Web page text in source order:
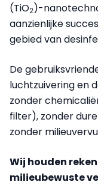
(TiO2)-
aanzienlijke
gebied van
De
luchtzuivering en
zonder
filter), zonder
zonder
Wij houden
milieubewuste